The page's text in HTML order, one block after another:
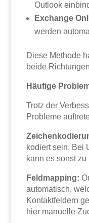
Outlook
Exchange
werden
Diese Methode
beide
Häufige
Trotz der
Probleme
kodiert sein. Bei
kann es sonst
Feldmapping:
automatisch,
Kontaktfeldern
hier manuelle